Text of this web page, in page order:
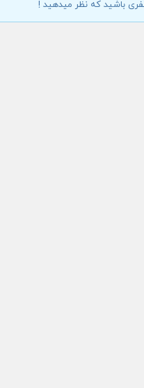
باشید که نظر میدهید !